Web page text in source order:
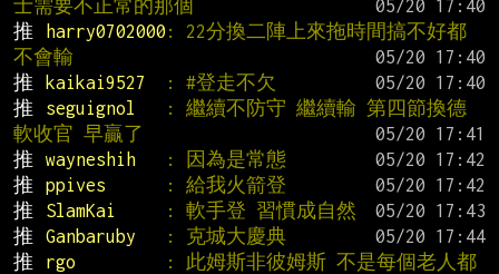
士需要不正常的那個
推
harry0702000 : 22分換二陣上來拖時間搞不好都
不會輸
推
kaikai9527 : #登走不欠
推
seguignol
: 繼續不防守 繼續輸 第四節換德
軟收官 早贏了
推
wayneshih : 因為是常態
推
ppives : 給我火箭登
推
SlamKai : 軟手登 習慣成自然
推
Ganbaruby : 克城大慶典
推
rgo
: 此姆斯非彼姆斯 不是每個老人都